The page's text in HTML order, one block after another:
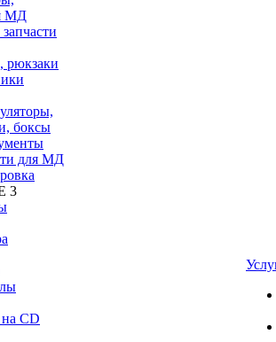
рюкзаки
боксы
для МД
3
CD